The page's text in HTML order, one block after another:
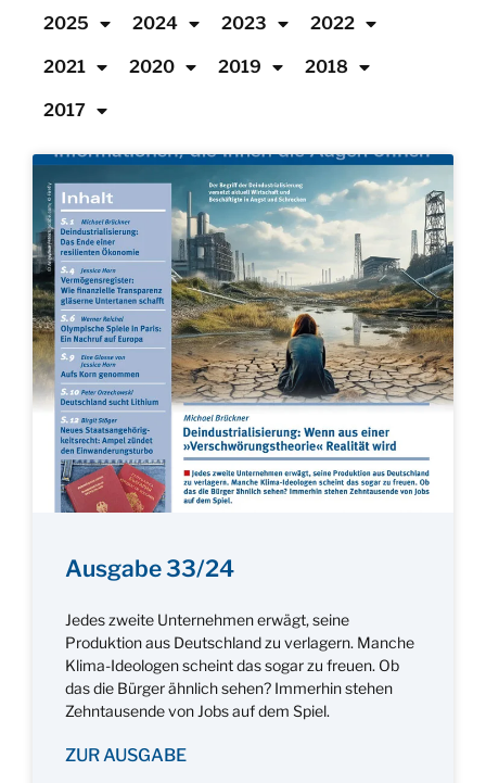
2025 2024 2023 2022
2021 2020 2019 2018
2017
Ausgabe 33/24
Jedes zweite Unternehmen erwägt, seine
Produktion aus Deutschland zu verlagern. Manche
Klima-Ideologen scheint das sogar zu freuen. Ob
das die Bürger ähnlich sehen? Immerhin stehen
Zehntausende von Jobs auf dem Spiel.
ZUR AUSGABE